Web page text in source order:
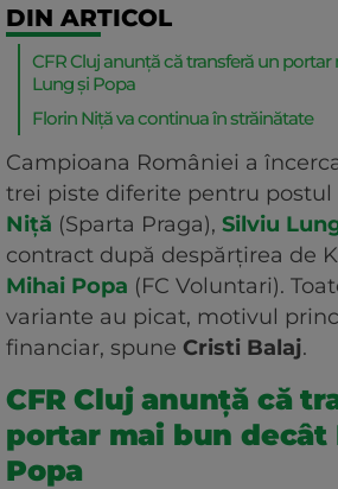
DIN ARTICOL
CFR Cluj anunță că transferă un
Lung și Popa
Florin Niță va continua în străinătate
Campioana României a
trei piste diferite pentru postul
Niță (Sparta Praga), Silviu
contract după despărțirea de
Mihai Popa (FC Voluntari).
variante au picat, motivul
financiar, spune Cristi Balaj.
CFR Cluj anunță că
portar mai bun decât
Popa